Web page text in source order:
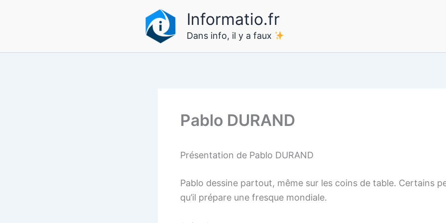
Informatio.fr
Dans info, il y a faux
Pablo DURAND
Présentation de Pablo DURAND
Pablo dessine partout, même sur les coins de table. Certains
qu’il prépare une fresque mondiale.